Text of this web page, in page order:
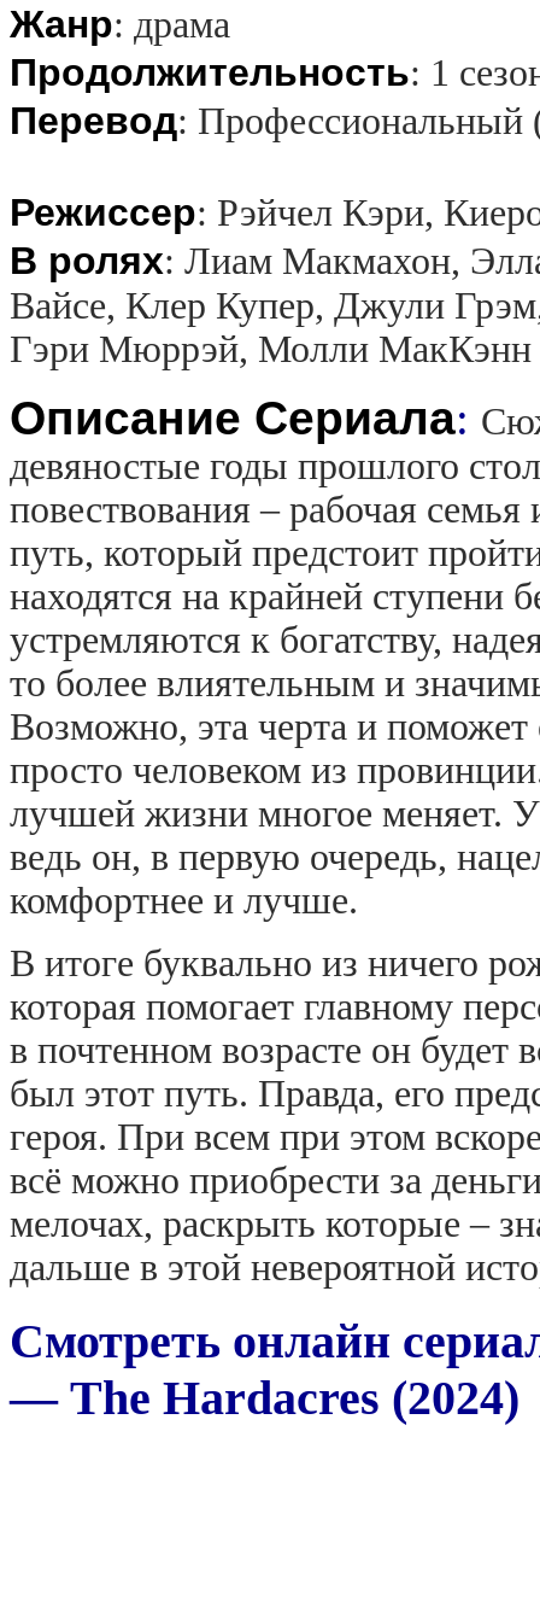
Жанр: драма
Продолжительность: 1
Перевод: Профессиональный
Режиссер: Рэйчел Кэри,
В ролях: Лиам Макмахон,
Вайсе, Клер Купер, Джули
Гэри Мюррэй, Молли МакКэнн
Описание Сериала:
девяностые годы прошлого
повествования – рабочая
путь, который предстоит
находятся на крайней ступени
устремляются к богатству,
то более влиятельным и
Возможно, эта черта и
просто человеком из
лучшей жизни многое меняет.
ведь он, в первую очередь,
комфортнее и лучше.
В итоге буквально из ничего
которая помогает главному
в почтенном возрасте он
был этот путь. Правда, его
героя. При всем при этом
всё можно приобрести за
мелочах, раскрыть которые –
дальше в этой невероятной
Смотреть онлайн
— The Hardacres (2024)